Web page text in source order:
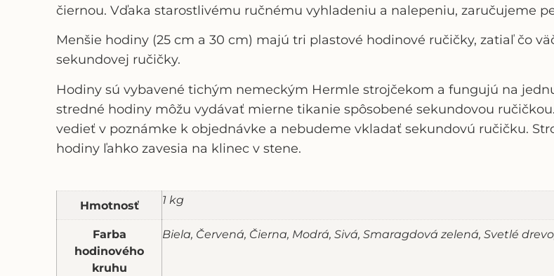
čiernou. Vďaka starostlivému ručnému vyhladeniu a nalepeniu, zaručujeme
Menšie hodiny (25 cm a 30 cm) majú tri plastové hodinové ručičky, zatiaľ čo
sekundovej ručičky.
Hodiny sú vybavené tichým nemeckým Hermle strojčekom a fungujú na
stredné hodiny môžu vydávať mierne tikanie spôsobené sekundovou
vedieť v poznámke k objednávke a nebudeme vkladať sekundovú ručičku.
hodiny ľahko zavesia na klinec v stene.
Hmotnosť 1 kg
Farba
hodinového
kruhu
Biela, Červená, Čierna, Modrá, Sivá, Smaragdová zelená, Svetlé